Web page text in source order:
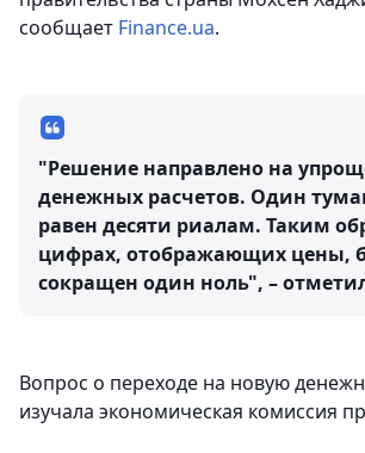
сообщает Finance.ua.
"Решение направлено на
денежных расчетов. Один
равен десяти риалам. Таким
цифрах, отображающих цены,
сокращен один ноль", –
Вопрос о переходе на новую
изучала экономическая комиссия